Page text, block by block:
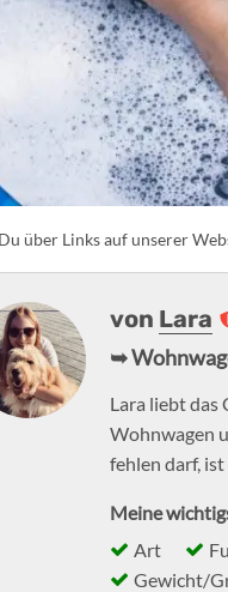
über Links auf unserer
von Lara
➥
Lara liebt das
Wohnwagen
fehlen darf,
Meine
Art
Gewicht/